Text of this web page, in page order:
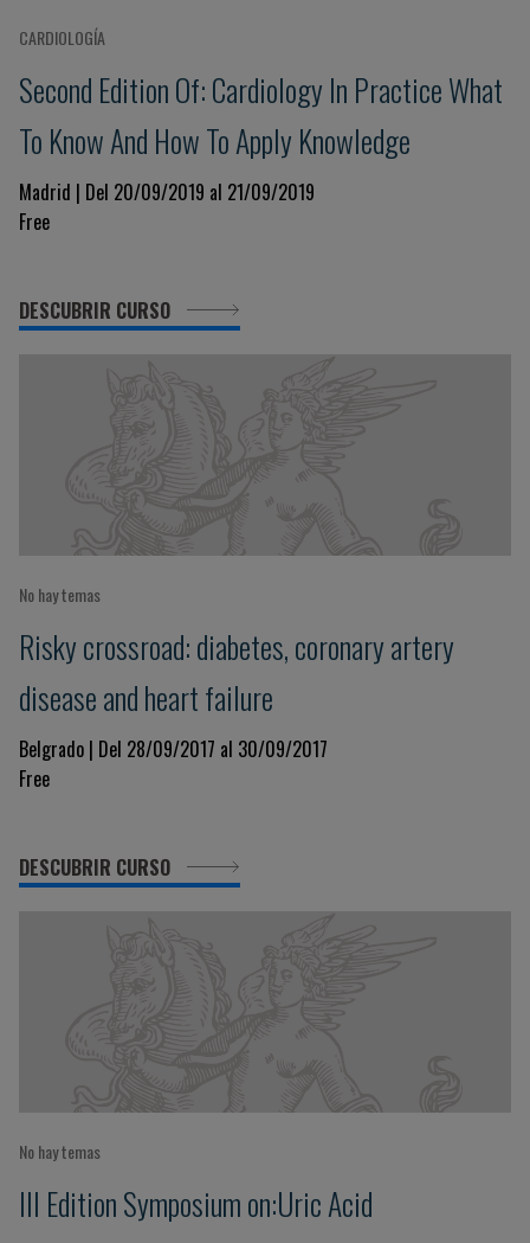
CARDIOLOGÍA
Second Edition Of: Cardiology In Practice What
To Know And How To Apply Knowledge
Madrid | Del 20/09/2019 al 21/09/2019
Free
DESCUBRIR CURSO
No hay temas
Risky crossroad: diabetes, coronary artery
disease and heart failure
Belgrado | Del 28/09/2017 al 30/09/2017
Free
DESCUBRIR CURSO
No hay temas
III Edition Symposium on:Uric Acid